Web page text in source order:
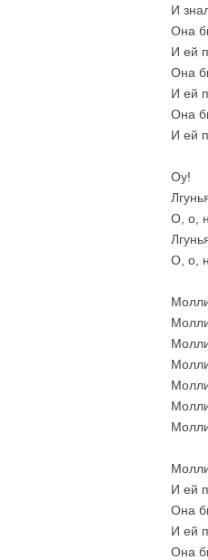
И
Она
И ей
Она
И ей
Она
И ей
Оу!
О, о,
О, о,
И ей
Она
И ей
Она